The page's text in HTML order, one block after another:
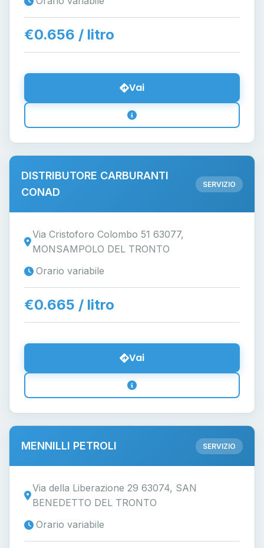
€0.656 / litro
Vai
DISTRIBUTORE CARBURANTI
CONAD
SERVIZIO
Via Cristoforo Colombo 51 63077,
MONSAMPOLO DEL TRONTO
Orario variabile
€0.665 / litro
Vai
MENNILLI PETROLI SERVIZIO
Via della Liberazione 29 63074, SAN
BENEDETTO DEL TRONTO
Orario variabile